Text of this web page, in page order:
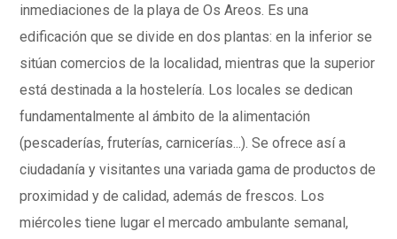
inmediaciones de la playa de Os Areos. Es una
edificación que se divide en dos plantas: en la inferior se
sitúan comercios de la localidad, mientras que la superior
está destinada a la hostelería. Los locales se dedican
fundamentalmente al ámbito de la alimentación
(pescaderías, fruterías, carnicerías...). Se ofrece así a
ciudadanía y visitantes una variada gama de productos de
proximidad y de calidad, además de frescos. Los
miércoles tiene lugar el mercado ambulante semanal,